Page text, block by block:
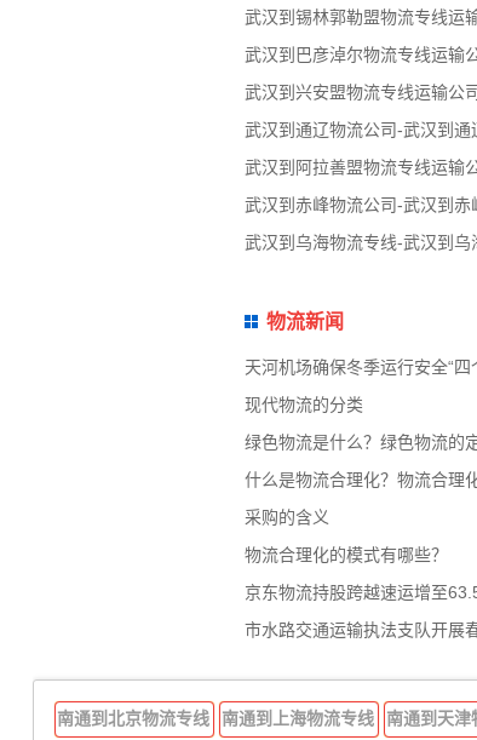
武汉到锡林郭勒盟物流专线运
武汉到巴彦淖尔物流专线运输
武汉到兴安盟物流专线运输公
武汉到通辽物流公司-武汉到
武汉到阿拉善盟物流专线运输
武汉到赤峰物流公司-武汉到
武汉到乌海物流专线-武汉到乌
物流新闻
天河机场确保冬季运行安全“四
现代物流的分类
绿色物流是什么？绿色物流的
什么是物流合理化？物流合理
采购的含义
物流合理化的模式有哪些？
京东物流持股跨越速运增至
市水路交通运输执法支队开展
南通到北京物流专线 南通到上海物流专线 南通到天津